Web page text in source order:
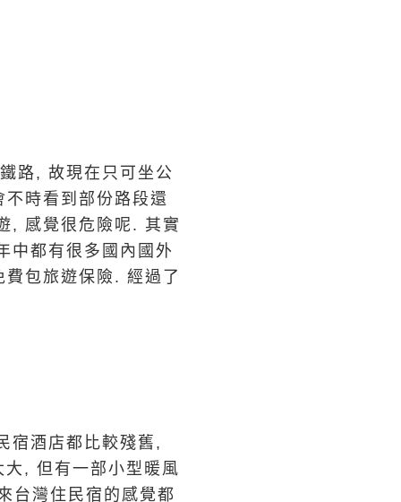
路, 故現在只可坐公
時看到部份路段還
, 感覺很危險呢. 其實
中都有很多國內國外
包旅遊保險. 經過了
宿酒店都比較殘舊,
, 但有一部小型暖風
台灣住民宿的感覺都